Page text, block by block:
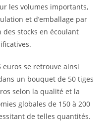
les volumes importants,
et d’emballage par
stocks en écoulant
euros se retrouve ainsi
un bouquet de 50 tiges
selon la qualité et la
globales de 150 à 200
de telles quantités.